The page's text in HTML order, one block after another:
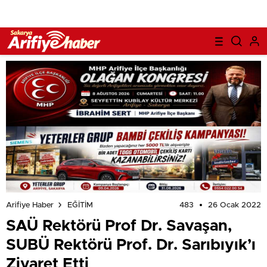
Arifiye Haber EĞİTİM 483 26 Ocak 2022
SAÜ Rektörü Prof Dr. Savaşan,
SUBÜ Rektörü Prof. Dr. Sarıbıyık’ı
Ziyaret Etti